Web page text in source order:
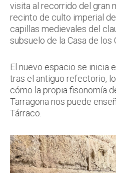
visita al recorrido del gran
recinto de culto imperial
capillas medievales del
subsuelo de la Casa de los
El nuevo espacio se inicia
tras el antiguo refectorio,
cómo la propia fisonomía
Tarragona nos puede
Tárraco.